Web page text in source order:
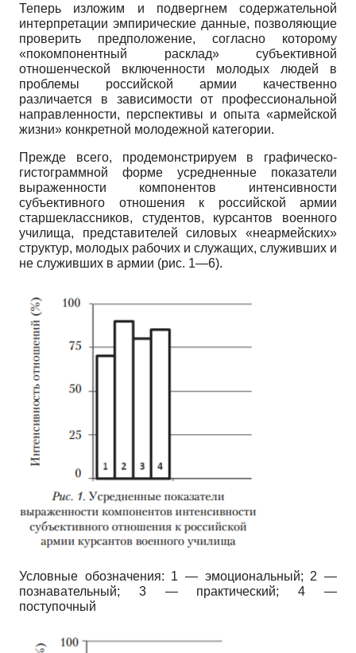
Теперь изложим и подвергнем содержательной
интерпретации эмпирические данные, позволяющие
проверить предположение, согласно которому
«покомпонентный расклад» субъективной
отношенческой включенности молодых людей в
проблемы российской армии качественно
различается в зависимости от профессиональной
направленности, перспективы и опыта «армейской
жизни» конкретной молодежной категории.
Прежде всего, продемонстрируем в графическо-
гистограммной форме усредненные показатели
выраженности компонентов интенсивности
субъективного отношения к российской армии
старшеклассников, студентов, курсантов военного
училища, представителей силовых «неармейских»
структур, молодых рабочих и служащих, служивших и
не служивших в армии (рис. 1—6).
Условные обозначения: 1 — эмоциональный; 2 —
познавательный; 3 — практический; 4 —
поступочный